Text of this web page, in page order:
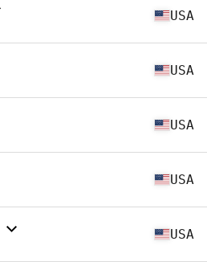
USA
USA
USA
USA
USA